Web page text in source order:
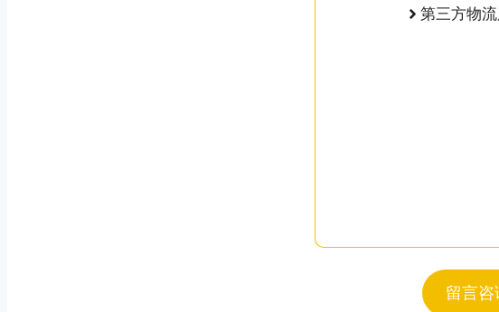
第三方物
留言咨